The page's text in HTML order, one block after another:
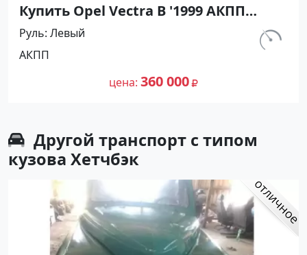
Купить Opel Vectra B '1999 АКПП
(1600/115 л.с.) Бензин инжектор
Крымск цвет Белый Седан по цене
360000 рублей, объявление №26509
на сайте Авторынок23
км.
Руль Левый
АКПП
цена 360 000
Другой транспорт с типом
кузова Хетчбэк